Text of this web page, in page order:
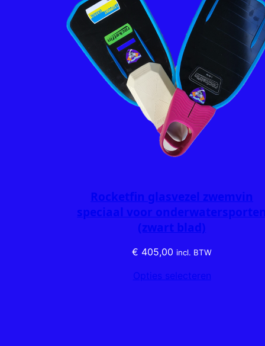
Rocketfin glasvezel zwemvin
speciaal voor onderwatersporten
(zwart blad)
€ 405,00 incl. BTW
Opties selecteren